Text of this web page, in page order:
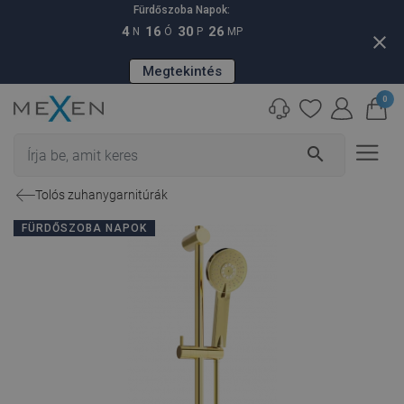
Fürdőszoba Napok:
4 N 16 Ó 30 P 25 MP
Megtekintés
close
search
0
Tolós zuhanygarnitúrák
FÜRDŐSZOBA NAPOK